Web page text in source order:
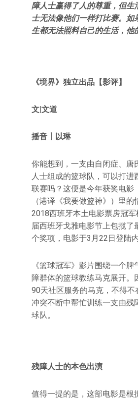
障人士赢得了人的尊重，但生
士无法像他们一样打比赛。如
生都无法照料自己的生活，他
《境界》独立出品【影评】
文|文道
播音丨以琳
你能想到，一支由自闭症、唐
人士组成的篮球队，可以打进
联赛吗？这便是今年获奖电影
（港译《我要做篮神》）里
2018西班牙本土电影票房冠军
届西班牙戈雅电影节上包揽了
个奖项，电影于3月22日登陆内
《篮球冠军》影片围绕一个
障群体的篮球教练马克展开。
90天社区服务的马克，不得不
冲突不断中帮忙训练一支由残
球队。
残障人士的本色出演
值得一提的是，这部电影是根